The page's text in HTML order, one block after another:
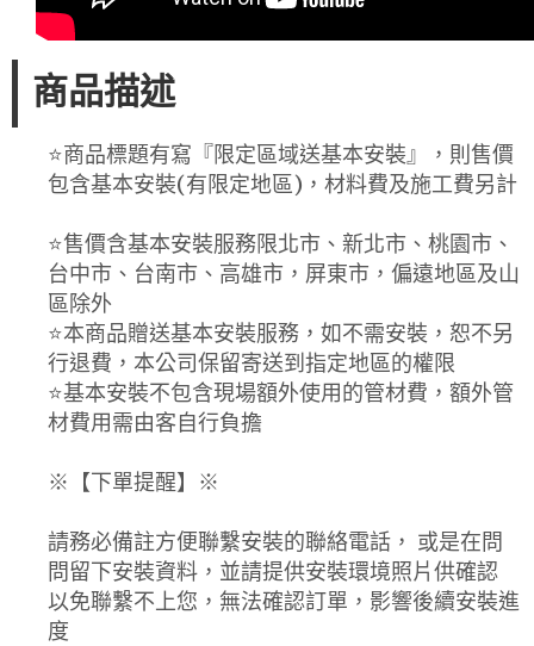
商品描述
⭐️商品標題有寫『限定區域送基本安裝』，則售價
包含基本安裝(有限定地區)，材料費及施工費另計
⭐️售價含基本安裝服務限北市、新北市、桃園市、
台中市、台南市、高雄市，屏東市，偏遠地區及山
區除外
⭐️本商品贈送基本安裝服務，如不需安裝，恕不另
行退費，本公司保留寄送到指定地區的權限
⭐️基本安裝不包含現場額外使用的管材費，額外管
材費用需由客自行負擔
※【下單提醒】※
請務必備註方便聯繫安裝的聯絡電話， 或是在問
問留下安裝資料，並請提供安裝環境照片供確認
以免聯繫不上您，無法確認訂單，影響後續安裝進
度